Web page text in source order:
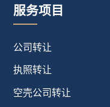
服务项目
公司转让
执照转让
空壳公司转让